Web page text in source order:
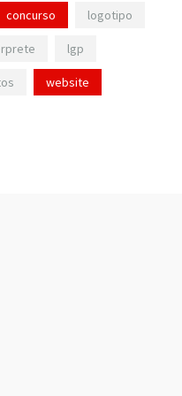
concurso logotipo
lgp
website